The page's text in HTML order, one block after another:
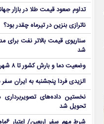
تداوم صعود قیمت طلا در بازار
ناترازی بنزین در تیرماه چقدر بود؟
سناریوی قیمت بالاتر نفت برای
شد
وضعیت دما و بارش کشور تا ۸ شهریور
الزیدی فردا پنجشنبه به ایران
نخستین داده‌های
تحویل شد